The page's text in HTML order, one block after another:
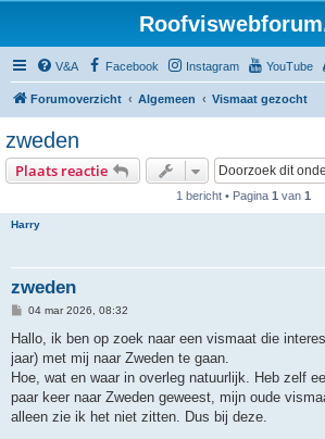
V&A Facebook Instagram YouTube
Forumoverzicht Algemeen Vismaat gezocht
zweden
Plaats reactie
1 bericht • Pagina 1 van 1
Harry
zweden
B
r
c
h
04 mar 2026, 08:32
Hallo, ik ben op zoek naar een vismaat die
jaar) met mij naar Zweden te gaan.
Hoe, wat en waar in overleg natuurlijk. Heb zelf
paar keer naar Zweden geweest, mijn oude
alleen zie ik het niet zitten. Dus bij deze.